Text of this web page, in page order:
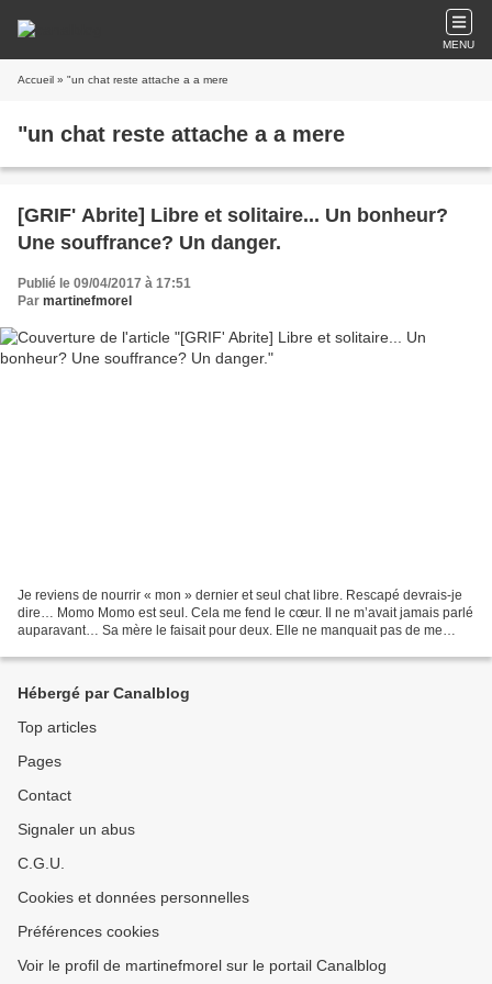
MENU
Accueil » "un chat reste attache a a mere
"un chat reste attache a a mere
[GRIF' Abrite] Libre et solitaire... Un bonheur?
Une souffrance? Un danger.
Publié le 09/04/2017 à 17:51
Par martinefmorel
Je reviens de nourrir « mon » dernier et seul chat libre. Rescapé devrais-je
dire… Momo Momo est seul. Cela me fend le cœur. Il ne m’avait jamais parlé
auparavant… Sa mère le faisait pour deux. Elle ne manquait pas de me
Hébergé par Canalblog
Top articles
Pages
Contact
Signaler un abus
C.G.U.
Cookies et données personnelles
Préférences cookies
Voir le profil de martinefmorel sur le portail Canalblog